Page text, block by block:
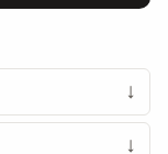
↓
↓